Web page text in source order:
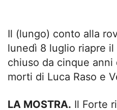
Il (lungo) conto alla
lunedì 8 luglio riapre
chiuso da cinque
morti di Luca Raso e
LA MOSTRA. Il Forte